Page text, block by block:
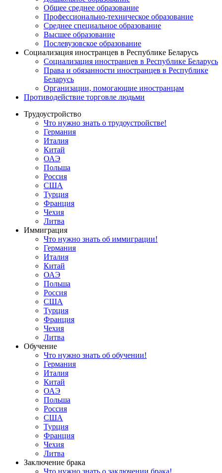
Общее среднее образование
Профессионально-техническое образование
Среднее специальное образование
Высшее образование
Послевузовское образование
Социализация иностранцев в Республике Беларусь
Социализация иностранцев в Республике Беларусь
Права и обязанности иностранцев в Республике
Беларусь
Oрганизации, помогающие иностранцам
Противодействие торговле людьми
Трудоустройство
Что нужно знать о трудоустройстве!
Германия
Италия
Китай
ОАЭ
Польша
Россия
США
Турция
Франция
Чехия
Литва
Иммиграция
Что нужно знать об иммиграции!
Германия
Италия
Китай
ОАЭ
Польша
Россия
США
Турция
Франция
Чехия
Литва
Обучение
Что нужно знать об обучении!
Германия
Италия
Китай
ОАЭ
Польша
Россия
США
Турция
Франция
Чехия
Литва
Заключение брака
Что нужно знать о заключении брака!